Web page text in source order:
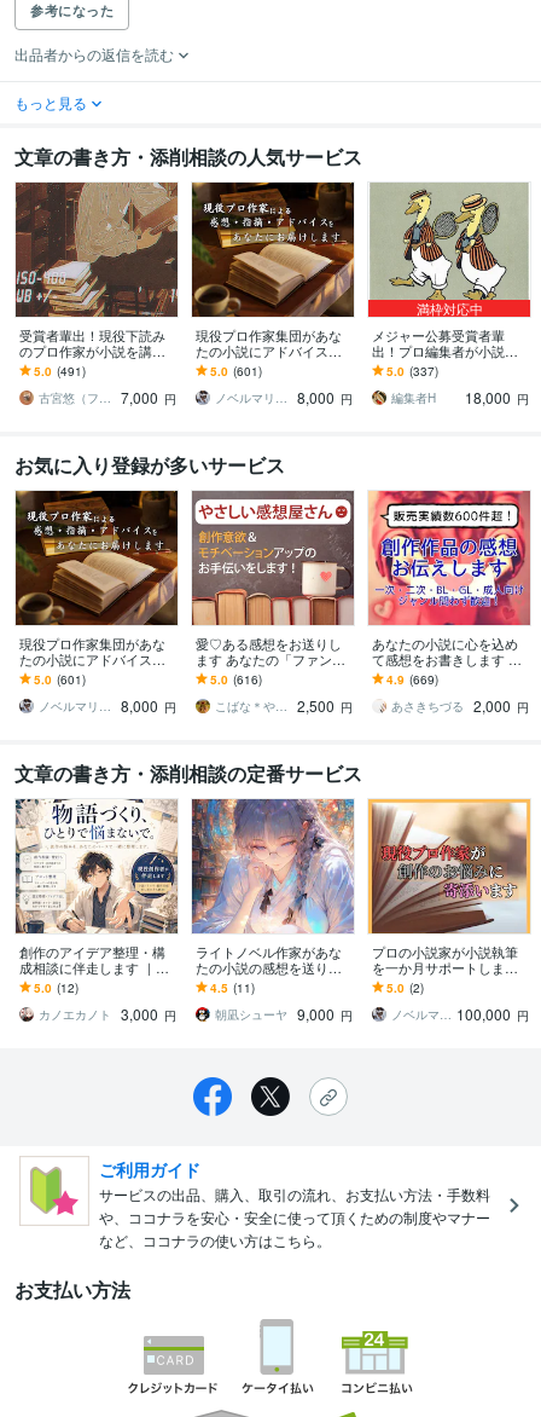
参考になった
出品者からの返信を読む
もっと見る
文章の書き方・添削相談の人気サービス
受賞者輩出！現役下読み
のプロ作家が小説を講評
します プロから実践的な
アドバイスがもらえる！
純文〜ラノベまでＯＫ
5.0 (491)
古宮悠（フルミヤユウ）
7,000 円
現役プロ作家集団があな
たの小説にアドバイスし
ます 商業的な視点から講
評をします【長編小説の
講評5千～１万字！】
5.0 (601)
ノベルマリット
8,000 円
満枠対応中
メジャー公募受賞者輩
出！プロ編集者が小説添
削します 【最終通過11人
に1人】完全オーダーメイ
ドで講評アドバイス
5.0 (337)
編集者H
18,000 円
お気に入り登録が多いサービス
現役プロ作家集団があな
たの小説にアドバイスし
ます 商業的な視点から講
評をします【長編小説の
講評5千～１万字！】
5.0 (601)
ノベルマリット
8,000 円
愛♡ある感想をお送りし
ます あなたの「ファン」
になって創作意欲アップ
をサポート！
5.0 (616)
こばな＊やさしい感想屋さん
2,500 円
あなたの小説に心を込め
て感想をお書きします 最
短翌日！甘口or辛口選択
可！一読者目線で感想を
お伝えします
4.9 (669)
あさきちづる
2,000 円
文章の書き方・添削相談の定番サービス
創作のアイデア整理・構
成相談に伴走します ｜作
品の行き詰まりを一緒に
解決！
5.0 (12)
カノエカノト
3,000 円
ライトノベル作家があな
たの小説の感想を送りま
す 小説を読み込み、改善
点・良かった点などを指
摘します
4.5 (11)
朝凪シューヤ
9,000 円
プロの小説家が小説執筆
を一か月サポートします
プロ小説家があなたのメ
ンターとなり、より深く
アドバイスします
5.0 (2)
ノベルマリット 100,000 円
ご利用ガイド
サービスの出品、購入、取引の流れ、お支払い方法・手数料
や、ココナラを安心・安全に使って頂くための制度やマナー
など、ココナラの使い方はこちら。
お支払い方法